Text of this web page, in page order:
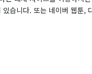
습니다. 또는 네이버 웹툰,